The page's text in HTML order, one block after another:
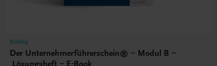
Bildung
Der Unternehmerführerschein® – Modul B –
Lösungsheft – E-Book